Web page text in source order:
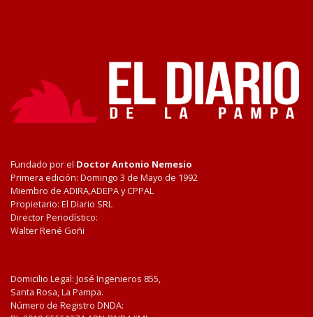
Fundado por el Doctor Antonio Nemesio
Primera edición: Domingo 3 de Mayo de 1992
Miembro de ADIRA,ADEPA y CPPAL
Propietario: El Diario SRL
Director Periodístico:
Walter René Goñi
Domicilio Legal: José Ingenieros 855,
Santa Rosa, La Pampa.
Número de Registro DNDA: